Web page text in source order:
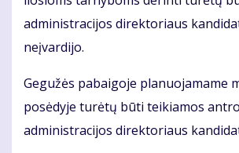
ad­mi­nist­ra­ci­jos di­rek­to­riaus
ne­įvar­di­jo.
Ge­gu­žės pabaigoje pla­nuo­ja­ma­me
po­sė­dy­je tu­rė­tų bū­ti tei­kia­mos
ad­mi­nist­ra­ci­jos di­rek­to­riaus